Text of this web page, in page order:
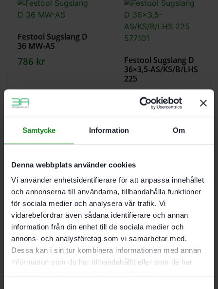
Samtycke Information Om
Denna webbplats använder cookies
Vi använder enhetsidentifierare för att anpassa innehållet
och annonserna till användarna, tillhandahålla funktioner
för sociala medier och analysera vår trafik. Vi
vidarebefordrar även sådana identifierare och annan
information från din enhet till de sociala medier och
annons- och analysföretag som vi samarbetar med.
Dessa kan i sin tur kombinera informationen med annan
information som du har tillhandahållit eller som de har
Festool Sugslang D
36 MW-AS
786 kr
Festool Sugslang D
36×3,5-AS/KS/B/LHS
225
2958kr
Festool Sugslang D
50 MW-AS
745.64kr
Festool Sugslang D
50×2.5m-AS
2434kr